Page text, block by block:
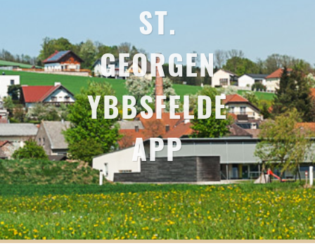
ST.
GEORGEN
YBBSFELDE
APP